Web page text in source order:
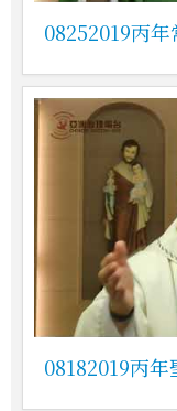
08252019丙
08182019丙